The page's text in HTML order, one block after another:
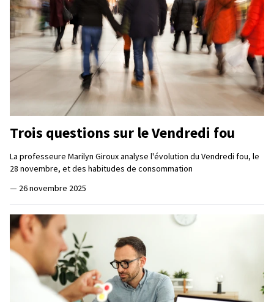
Trois questions sur le Vendredi fou
La professeure Marilyn Giroux analyse l'évolution du Vendredi fou, le
28 novembre, et des habitudes de consommation
— 26 novembre 2025